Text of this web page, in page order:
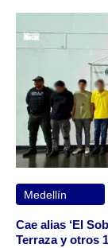
Medellín
Cae alias ‘El
Terraza y otros